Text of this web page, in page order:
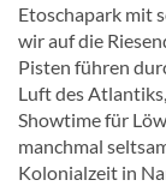
Etoschapark mit
wir auf die
Pisten führen
Luft des
Showtime für
manchmal
Kolonialzeit in